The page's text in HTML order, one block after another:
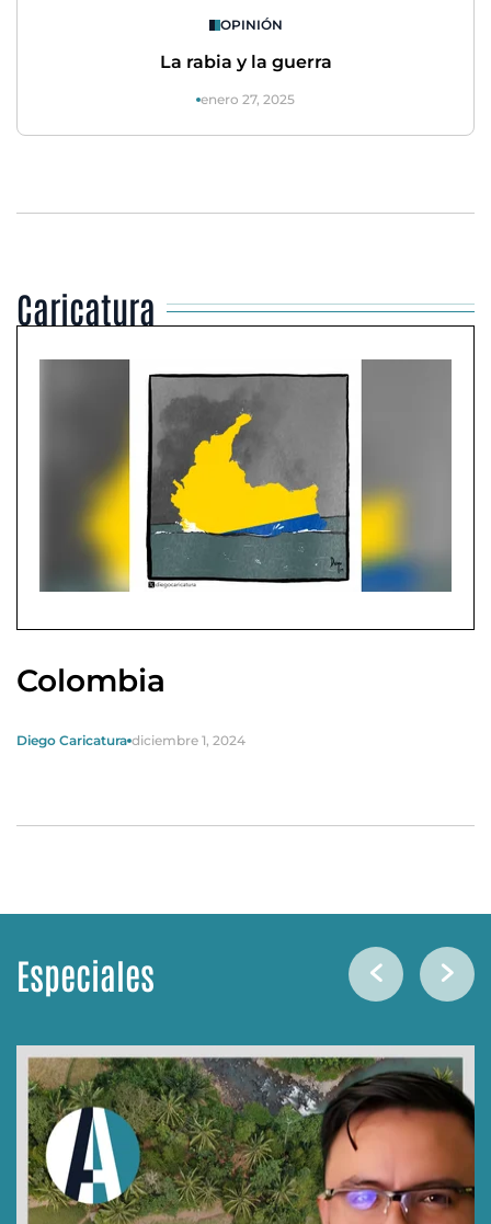
OPINIÓN
La rabia y la guerra
enero 27, 2025
Caricatura
Colombia
Diego Caricatura diciembre 1, 2024
Especiales